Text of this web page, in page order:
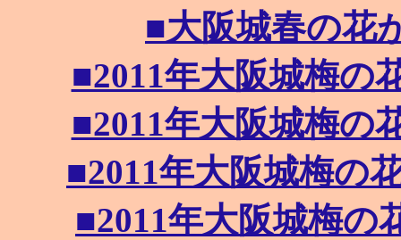
■大阪城春の花
■2011年大阪城梅の
■2011年大阪城梅の
■2011年大阪城梅の
■2011年大阪城梅の